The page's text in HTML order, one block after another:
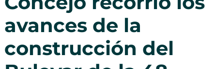
avances de la
construcción del